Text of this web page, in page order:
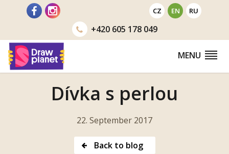
CZ EN RU
+420605 178 049
MENU
Dívka s perlou
22. September 2017
Back to blog